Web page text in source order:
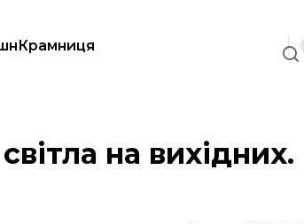
Крамниця
на вихідних.